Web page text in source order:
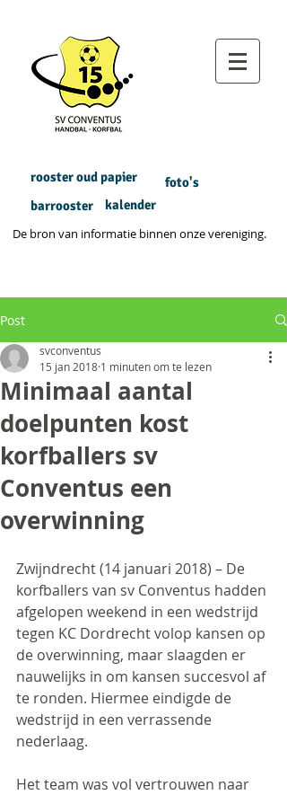
rooster oud papier
barrooster
foto's
kalender
De bron van informatie binnen onze vereniging.
Post
Minimaal aantal
doelpunten kost
korfballers sv
Conventus een
overwinning
svconventus
15 jan 2018 1 minuten om te lezen
Zwijndrecht (14 januari 2018) – De
korfballers van sv Conventus hadden
afgelopen weekend in een wedstrijd
tegen KC Dordrecht volop kansen op
de overwinning, maar slaagden er
nauwelijks in om kansen succesvol af
te ronden. Hiermee eindigde de
wedstrijd in een verrassende
nederlaag.
Het team was vol vertrouwen naar